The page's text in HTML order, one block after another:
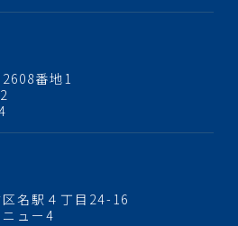
番地1
名駅４丁目24-16
ュー4